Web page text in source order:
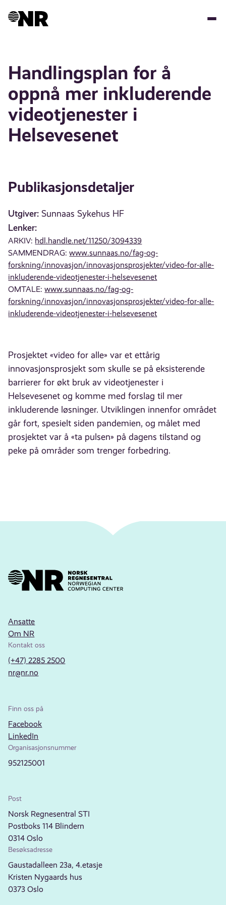
Handlingsplan for å
oppnå mer inkluderende
videotjenester i
Helsevesenet
Publikasjonsdetaljer
Utgiver: Sunnaas Sykehus HF
Lenker:
ARKIV: hdl.handle.net/11250/3094339
SAMMENDRAG:www.sunnaas.no/fag-og-
forskning/innovasjon/innovasjonsprosjekter/video-for-alle-
inkluderende-videotjenester-i-helsevesenet
OMTALE:www.sunnaas.no/fag-og-
forskning/innovasjon/innovasjonsprosjekter/video-for-alle-
inkluderende-videotjenester-i-helsevesenet
Prosjektet «video for alle» var et ettårig
innovasjonsprosjekt som skulle se på eksisterende
barrierer for økt bruk av videotjenester i
Helsevesenet og komme med forslag til mer
inkluderende løsninger. Utviklingen innenfor området
går fort, spesielt siden pandemien, og målet med
prosjektet var å «ta pulsen» på dagens tilstand og
peke på områder som trenger forbedring.
Ansatte
Om NR
Kontakt oss
(+47) 2285 2500
nr@nr.no
Finn oss på
Facebook
LinkedIn
Organisasjonsnummer
952125001
Post
Norsk Regnesentral STI
Postboks 114 Blindern
0314 Oslo
Besøksadresse
Gaustadalleen 23a, 4.etasje
Kristen Nygaards hus
0373 Oslo